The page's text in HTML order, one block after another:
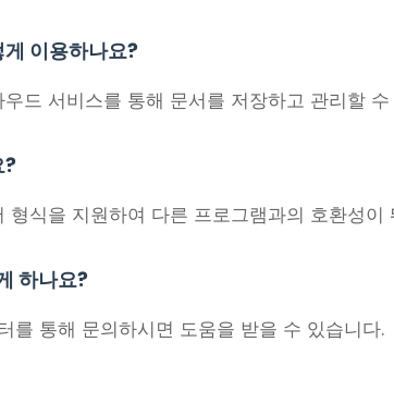
이용하나요?
드 서비스를 통해 문서를 저장하고 관리할
식을 지원하여 다른 프로그램과의 호환성이
하나요?
를 통해 문의하시면 도움을 받을 수 있습니다.